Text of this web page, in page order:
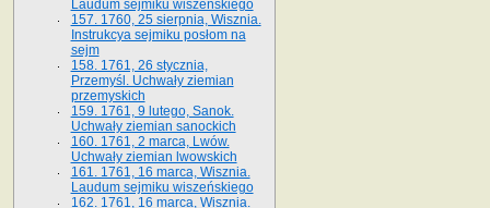
Laudum sejmiku wiszeńskiego
157. 1760, 25 sierpnia, Wisznia.
Instrukcya sejmiku posłom na
sejm
158. 1761, 26 stycznia,
Przemyśl. Uchwały ziemian
przemyskich
159. 1761, 9 lutego, Sanok.
Uchwały ziemian sanockich
160. 1761, 2 marca, Lwów.
Uchwały ziemian lwowskich
161. 1761, 16 marca, Wisznia.
Laudum sejmiku wiszeńskiego
162. 1761, 16 marca, Wisznia.